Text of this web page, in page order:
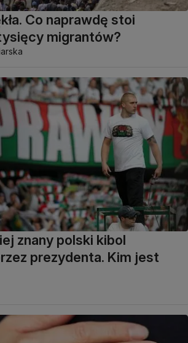
Co naprawdę stoi
migrantów?
znany polski kibol
prezydenta. Kim jest